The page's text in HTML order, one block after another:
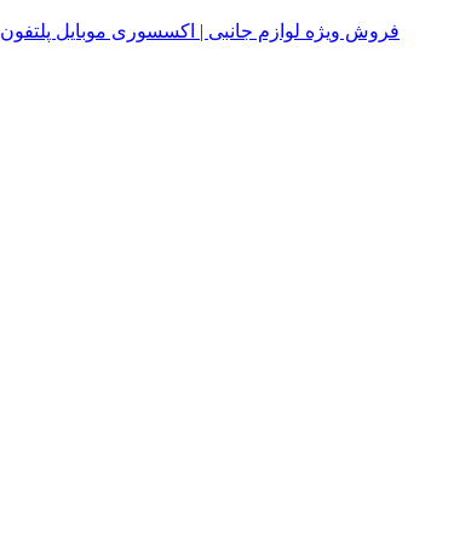
فروش ویژه لوازم جانبی | اکسسوری موبایل پلتفون